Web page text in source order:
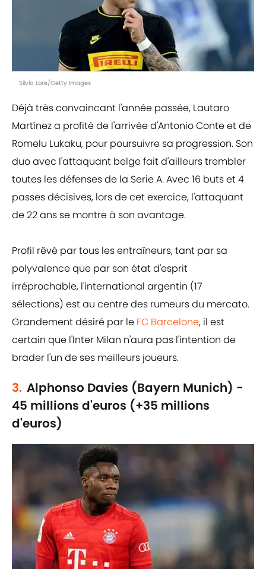
Silvia Lore/Getty Images
Déjà très convaincant l'année passée, Lautaro
Martínez a profité de l'arrivée d'Antonio Conte et de
Romelu Lukaku, pour poursuivre sa progression. Son
duo avec l'attaquant belge fait d'ailleurs trembler
toutes les défenses de la Serie A. Avec 16 buts et 4
passes décisives, lors de cet exercice, l'attaquant
de 22 ans se montre à son avantage.
Profil rêvé par tous les entraîneurs, tant par sa
polyvalence que par son état d'esprit
irréprochable, l'international argentin (17
sélections) est au centre des rumeurs du mercato.
Grandement désiré par le FC Barcelone, il est
certain que l'Inter Milan n'aura pas l'intention de
brader l'un de ses meilleurs joueurs.
3. Alphonso Davies (Bayern Munich) -
45 millions d'euros (+35 millions
d'euros)